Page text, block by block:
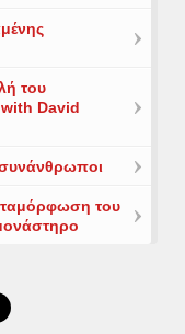
του
with David
του